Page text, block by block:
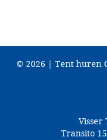
© 2026 | Tent huren
Visser
Transito 15